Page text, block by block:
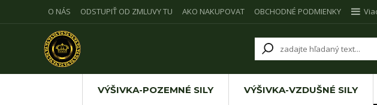
O NÁS ODSTUPIŤ OD ZMLUVY TU AKO NAKUPOVAT OBCHODNÉ PODMIENKY
VÝŠIVKA-POZEMNÉ SILY VÝŠIVKA-VZDUŠNÉ SILY